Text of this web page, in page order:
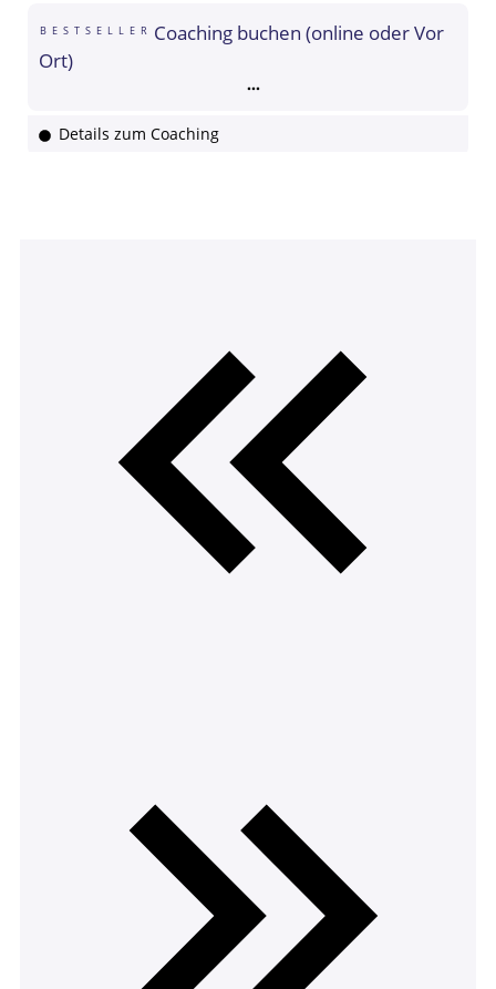
BESTSELLER
Coaching buchen (online oder Vor
Ort)
Details zum Coaching